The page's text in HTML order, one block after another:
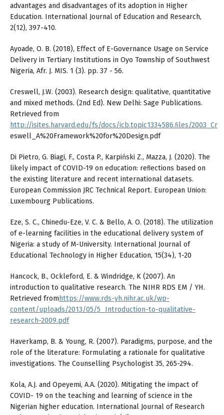
advantages and disadvantages of its adoption in Higher
Education. International Journal of Education and Research,
2(12), 397-410.
Ayoade, O. B. (2018), Eﬀect of E-Governance Usage on Service
Delivery in Tertiary Institutions in Oyo Township of Southwest
Nigeria, Afr. J. MIS. 1 (3). pp. 37 - 56.
Creswell, J.W. (2003). Research design: qualitative, quantitative
and mixed methods. (2nd Ed). New Delhi: Sage Publications.
Retrieved from
http://isites.harvard.edu/fs/docs/icb.topic1334586.ﬁles/2003_Cr
eswell_A%20Framework%20for%20Design.pdf
Di Pietro, G. Biagi, F., Costa P., Karpiński Z., Mazza, J. (2020). The
likely impact of COVID-19 on education: reﬂections based on
the existing literature and recent international datasets.
European Commission JRC Technical Report. European Union:
Luxembourg Publications.
Eze, S. C., Chinedu-Eze, V. C. & Bello, A. O. (2018). The utilization
of e-learning facilities in the educational delivery system of
Nigeria: a study of M-University. International Journal of
Educational Technology in Higher Education, 15(34), 1-20
Hancock, B., Ockleford, E. & Windridge, K (2007). An
introduction to qualitative research. The NIHR RDS EM / YH.
Retrieved fromhttps://www.rds-yh.nihr.ac.uk/wp-
content/uploads/2013/05/5_Introduction-to-qualitative-
research-2009.pdf
Haverkamp, B. & Young, R. (2007). Paradigms, purpose, and the
role of the literature: Formulating a rationale for qualitative
investigations. The Counselling Psychologist 35, 265-294.
Kola, A.J. and Opeyemi, A.A. (2020). Mitigating the impact of
COVID- 19 on the teaching and learning of science in the
Nigerian higher education. International Journal of Research